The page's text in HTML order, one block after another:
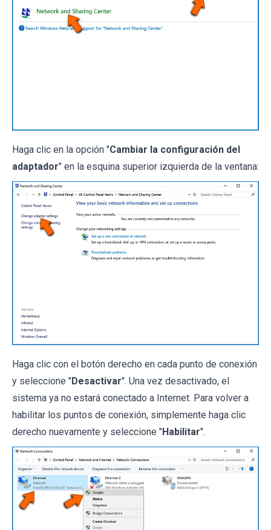
Haga clic en la opción "Cambiar la configuración del
adaptador" en la esquina superior izquierda de la ventana:
Haga clic con el botón derecho en cada punto de conexión
y seleccione "Desactivar". Una vez desactivado, el
sistema ya no estará conectado a Internet. Para volver a
habilitar los puntos de conexión, simplemente haga clic
derecho nuevamente y seleccione "Habilitar".